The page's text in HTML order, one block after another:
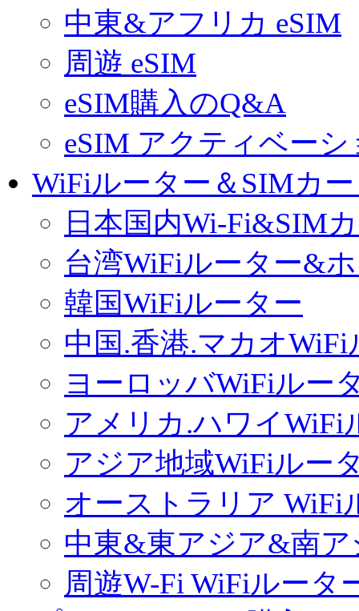
中東&アフリカ eSIM
周遊 eSIM
eSIM購入のQ&A
eSIM アクティベー
WiFiルーター＆SIMカ
日本国内Wi-Fi&SIM
台湾WiFiルーター&
韓国WiFiルーター
中国.香港.マカオWiFi
ヨーロッバWiFiルー
アメリカ.ハワイWiFi
アジア地域WiFiルー
オーストラリア WiFi
中東&東アジア&南
周遊W-Fi WiFiルータ